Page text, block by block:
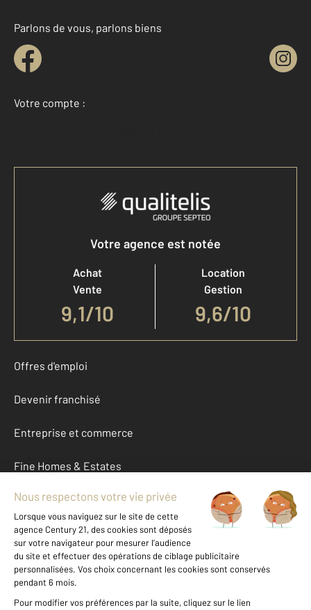
Parlons de vous, parlons biens
Votre compte :
Accéder à mon compte
Votre agence est notée
Achat
Vente
9,1/10
Location
Gestion
9,6/10
Offres d'emploi
Devenir franchisé
Entreprise et commerce
Fine Homes & Estates
À propos
International
Nous contacter